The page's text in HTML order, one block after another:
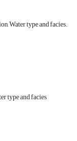
Water type and facies.
type and facies